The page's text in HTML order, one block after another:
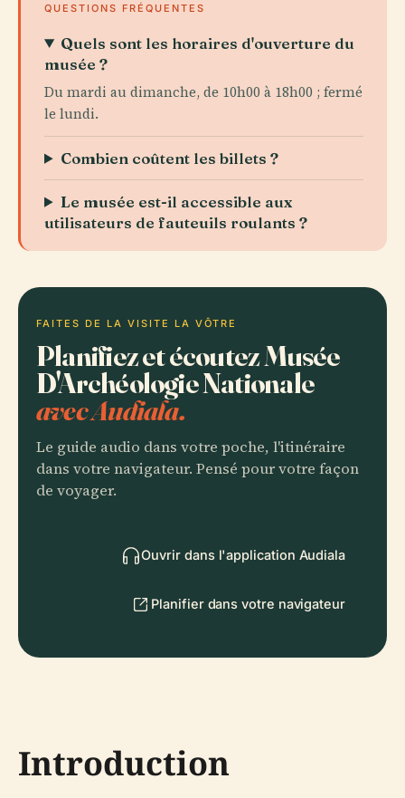
QUESTIONS FRÉQUENTES
Quels sont les horaires d'ouverture du
musée ?
Du mardi au dimanche, de 10h00 à 18h00 ; fermé
le lundi.
Combien coûtent les billets ?
Le musée est-il accessible aux
utilisateurs de fauteuils roulants ?
FAITES DE LA VISITE LA VÔTRE
Planifiez et écoutez Musée
D'Archéologie Nationale
avec Audiala.
Le guide audio dans votre poche, l'itinéraire
dans votre navigateur. Pensé pour votre façon
de voyager.
Ouvrir dans l'application Audiala
Planifier dans votre navigateur
Introduction